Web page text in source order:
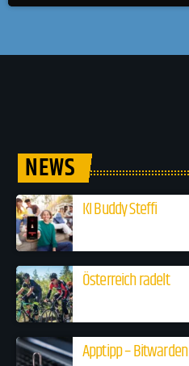
NEWS
KI Buddy Steffi
Österreich radelt
Apptipp – Bitwarden